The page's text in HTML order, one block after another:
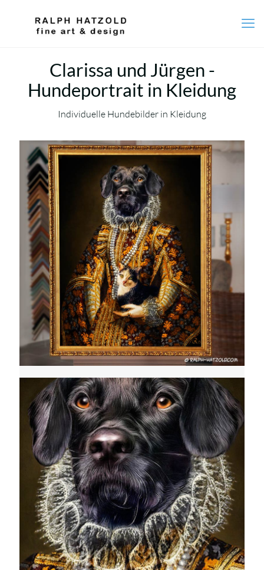
Clarissa und Jürgen -
Hundeportrait in Kleidung
Individuelle Hundebilder in Kleidung